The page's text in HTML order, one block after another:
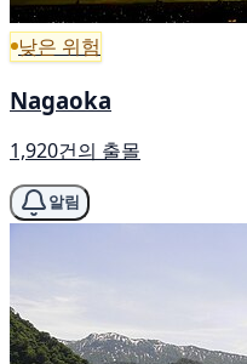
낮은 위험
Nagaoka
1,920건의 출몰
알림